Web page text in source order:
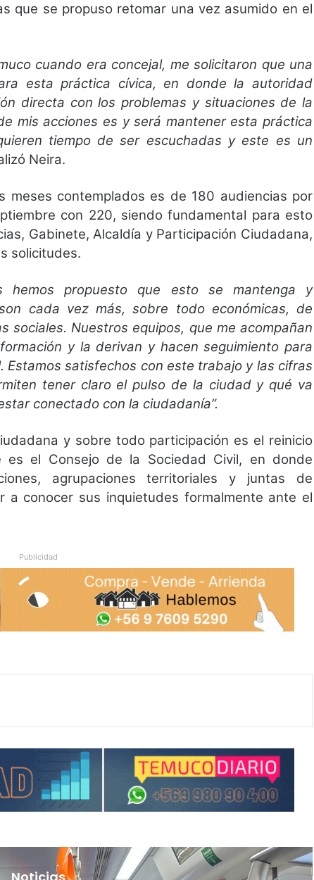
que se propuso retomar una vez asumido en el
cuando era concejal, me solicitaron que una
esta práctica cívica, en donde la autoridad
directa con los problemas y situaciones de la
mis acciones es y será mantener esta práctica
tiempo de ser escuchadas y este es un
Neira.
meses contemplados es de 180 audiencias por
con 220, siendo fundamental para esto
Gabinete, Alcaldía y Participación Ciudadana,
solicitudes.
hemos propuesto que esto se mantenga y
cada vez más, sobre todo económicas, de
sociales. Nuestros equipos, que me acompañan
y la derivan y hacen seguimiento para
Estamos satisfechos con este trabajo y las cifras
tener claro el pulso de la ciudad y qué va
conectado con la ciudadanía”.
y sobre todo participación es el reinicio
es el Consejo de la Sociedad Civil, en donde
agrupaciones territoriales y juntas de
conocer sus inquietudes formalmente ante el
Publicidad